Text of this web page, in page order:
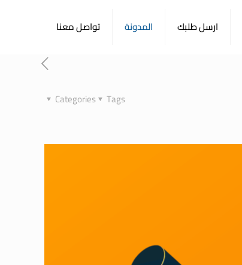
ارسل طلبك المدونة تواصل معنا
Categories Tags